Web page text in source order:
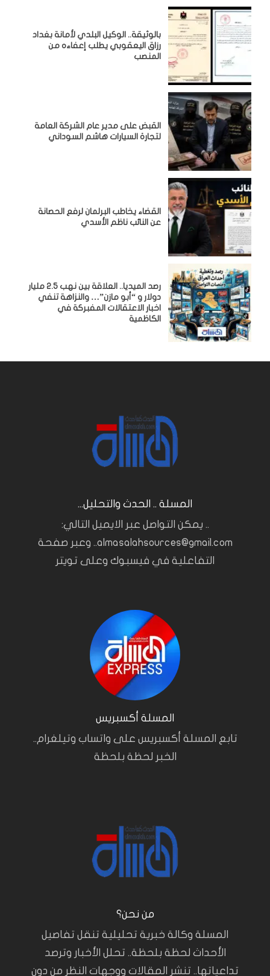
بالوثيقة.. الوكيل البلدي لأمانة بغداد
رزاق اليعقوبي يطلب إعفاءه من
المنصب
القبض على مدير عام الشركة العامة
لتجارة السيارات هاشم السوداني
القضاء يخاطب البرلمان لرفع الحصانة
عن النائب ناظم الأسدي
رصد الميديا.. العلاقة بين نهب 2.5 مليار
دولار و “أبو مازن”… والنزاهة تنفي
اخبار الاعتقالات المفبركة في
الكاظمية
المسلة .. الحدث والتحليل...
.. يمكن التواصل عبر الايميل التالي:
almasalahsources@gmail.com.. وعبر صفحة
التفاعلية في فيسبوك وعلى تويتر
المسلة أكسبريس
تابع المسلة أكسبريس على واتساب وتيلغرام..
الخبر لحظة بلحظة
من نحن؟
المسلة وكالة خبرية تحليلية تنقل تفاصيل
الأحداث لحظة بلحظة.. تحلل الأخبار وترصد
تداعياتها.. تنشر المقالات ووجهات النظر من دون